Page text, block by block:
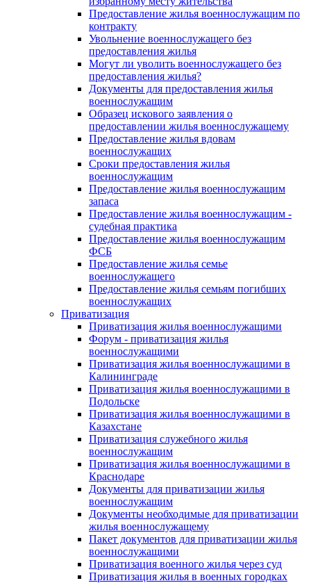
Предоставление жилья военнослужащим по
контракту
Увольнение военнослужащего без
предоставления жилья
Могут ли уволить военнослужащего без
предоставления жилья?
Документы для предоставления жилья
военнослужащим
Образец искового заявления о
предоставлении жилья военнослужащему
Предоставление жилья вдовам
военнослужащих
Сроки предоставления жилья
военнослужащим
Предоставление жилья военнослужащим
запаса
Предоставление жилья военнослужащим -
судебная практика
Предоставление жилья военнослужащим
ФСБ
Предоставление жилья семье
военнослужащего
Предоставление жилья семьям погибших
военнослужащих
Приватизация
Приватизация жилья военнослужащими
Форум - приватизация жилья
военнослужащими
Приватизация жилья военнослужащими в
Калининграде
Приватизация жилья военнослужащими в
Подольске
Приватизация жилья военнослужащими в
Казахстане
Приватизация служебного жилья
военнослужащим
Приватизация жилья военнослужащими в
Краснодаре
Документы для приватизации жилья
военнослужащим
Документы необходимые для приватизации
жилья военнослужащему
Пакет документов для приватизации жилья
военнослужащими
Приватизация военного жилья через суд
Приватизация жилья в военных городках